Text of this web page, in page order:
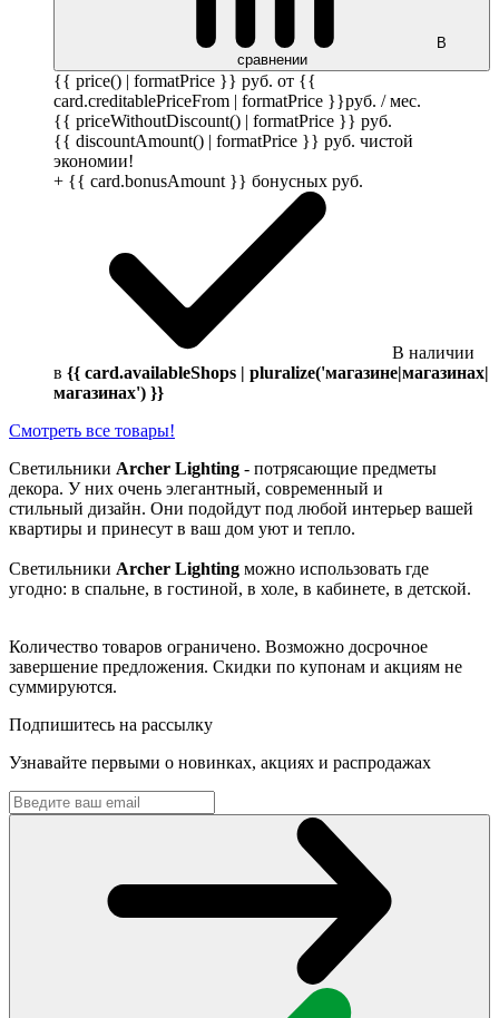
В
сравнении
{{ price() | formatPrice }} руб. от {{
card.creditablePriceFrom | formatPrice }}руб. / мес.
{{ priceWithoutDiscount() | formatPrice }} руб.
{{ discountAmount() | formatPrice }} руб. чистой
экономии!
+ {{ card.bonusAmount }} бонусных руб.
В наличии
в {{ card.availableShops | pluralize('магазине|магазинах|
магазинах') }}
Смотреть все товары!
Светильники Archer Lighting - потрясающие предметы
декора. У них очень элегантный, современный и
стильный дизайн. Они подойдут под любой интерьер вашей
квартиры и принесут в ваш дом уют и тепло.
Светильники Archer Lighting можно использовать где
угодно: в спальне, в гостиной, в холе, в кабинете, в детской.
Количество товаров ограничено. Возможно досрочное
завершение предложения. Скидки по купонам и акциям не
суммируются.
Подпишитесь на рассылку
Узнавайте первыми о новинках, акциях и распродажах